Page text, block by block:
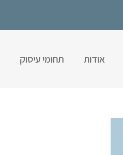
אודות תחומי עיסוק